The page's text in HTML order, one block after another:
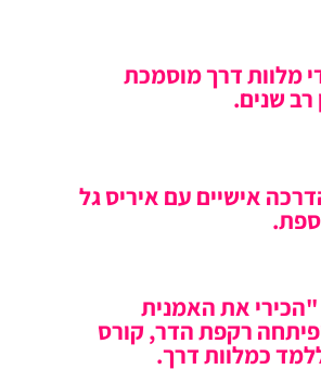
מלוות דרך מוסמכת
רב שנים.
אישיים עם איריס גל
את האמנית
רקפת הדר, קורס
כמלוות דרך.